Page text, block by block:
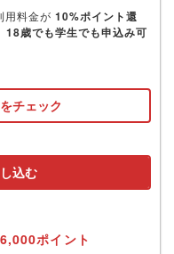
用料金が 10%ポイント還
18歳でも学生でも申込み可
チェック
込む
ポイント